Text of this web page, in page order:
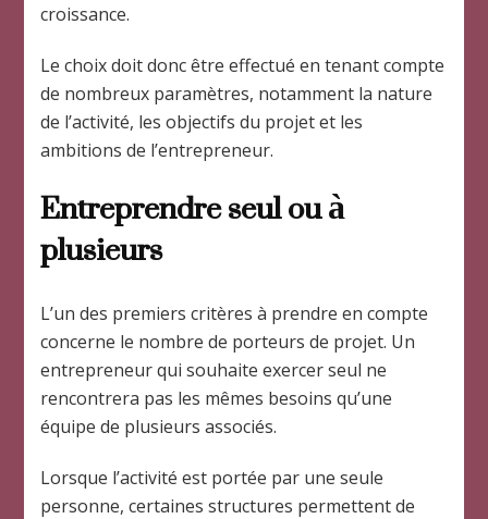
croissance.
Le choix doit donc être effectué en tenant compte
de nombreux paramètres, notamment la nature
de l’activité, les objectifs du projet et les
ambitions de l’entrepreneur.
Entreprendre seul ou à
plusieurs
L’un des premiers critères à prendre en compte
concerne le nombre de porteurs de projet. Un
entrepreneur qui souhaite exercer seul ne
rencontrera pas les mêmes besoins qu’une
équipe de plusieurs associés.
Lorsque l’activité est portée par une seule
personne, certaines structures permettent de